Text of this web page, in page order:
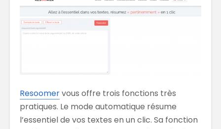
Resoomervous offre trois fonctions très
pratiques. Le mode automatique résume
l’essentiel de vos textes en un clic. Sa fonction